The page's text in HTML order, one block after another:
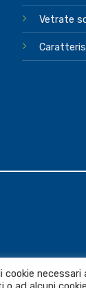
Vetrate